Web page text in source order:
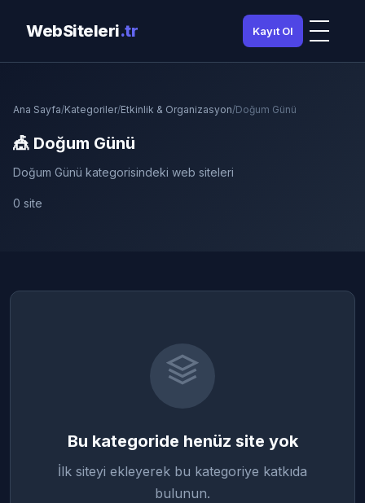
WebSiteleri.tr Kayıt Ol
Ana Sayfa/Kategoriler/Etkinlik & Organizasyon/Doğum Günü
🎪 Doğum Günü
Doğum Günü kategorisindeki web siteleri
0 site
Bu kategoride henüz site yok
İlk siteyi ekleyerek bu kategoriye katkıda
bulunun.